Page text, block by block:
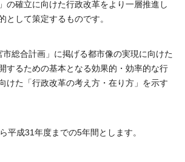
の確立に向けた行政改革をより一層推進し
として策定するものです。
総合計画」に掲げる都市像の実現に向けた
するための基本となる効果的・効率的な行
けた「行政改革の考え方・在り方」を示す
平成31年度までの5年間とします。